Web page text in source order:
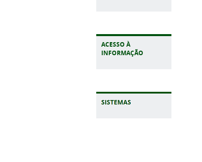
ACESSO À
INFORMAÇÃO